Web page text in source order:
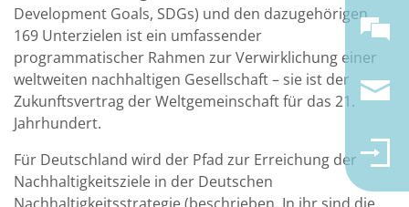
Development Goals, SDGs) und den dazugehörigen
169 Unterzielen ist ein umfassender
programmatischer Rahmen zur Verwirklichung einer
weltweiten nachhaltigen Gesellschaft – sie ist der
Zukunftsvertrag der Weltgemeinschaft für das 21.
Jahrhundert.
Für Deutschland wird der Pfad zur Erreichung der
Nachhaltigkeitsziele in der Deutschen